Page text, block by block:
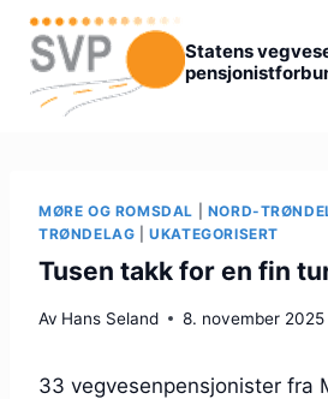
Hopp
innhold
Statens
MØRE OG ROMSDAL NORD-
TRØNDELAG |UKATEGORISERT
Tusen takk for en fin
Av Hans Seland 8. november 2025
33 vegvesenpensjonister fra